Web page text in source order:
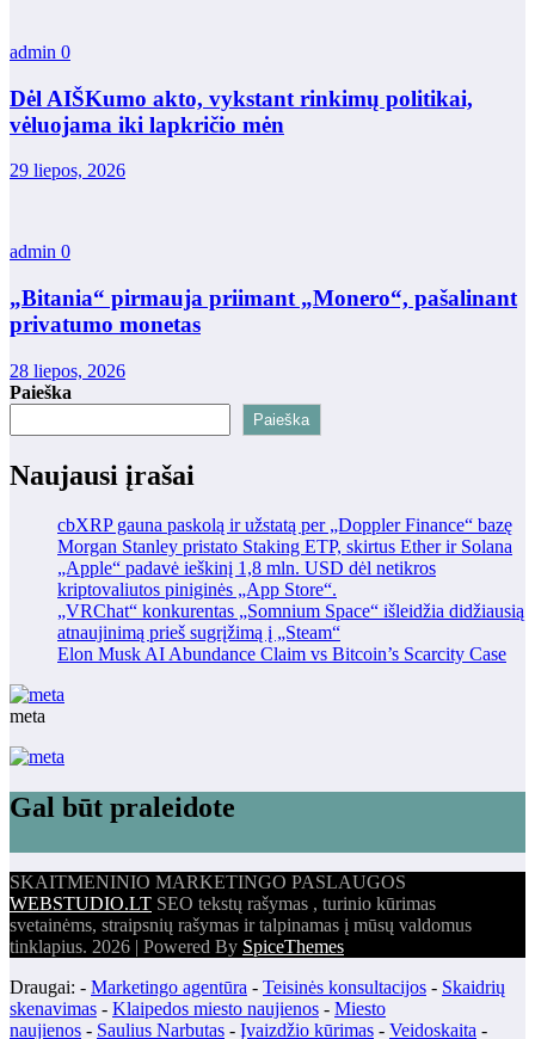
admin 0
Dėl AIŠKumo akto, vykstant rinkimų politikai,
vėluojama iki lapkričio mėn
29 liepos, 2026
admin 0
„Bitania“ pirmauja priimant „Monero“, pašalinant
privatumo monetas
28 liepos, 2026
Paieška
Paieška
Naujausi įrašai
cbXRP gauna paskolą ir užstatą per „Doppler Finance“ bazę
Morgan Stanley pristato Staking ETP, skirtus Ether ir Solana
„Apple“ padavė ieškinį 1,8 mln. USD dėl netikros
kriptovaliutos piniginės „App Store“.
„VRChat“ konkurentas „Somnium Space“ išleidžia didžiausią
atnaujinimą prieš sugrįžimą į „Steam“
Elon Musk AI Abundance Claim vs Bitcoin’s Scarcity Case
meta
Gal būt praleidote
SKAITMENINIO MARKETINGO PASLAUGOS
WEBSTUDIO.LT SEO tekstų rašymas , turinio kūrimas
svetainėms, straipsnių rašymas ir talpinamas į mūsų valdomus
tinklapius. 2026 | Powered By SpiceThemes
Draugai: - Marketingo agentūra - Teisinės konsultacijos - Skaidrių
skenavimas - Klaipedos miesto naujienos - Miesto
naujienos - Saulius Narbutas - Įvaizdžio kūrimas - Veidoskaita -